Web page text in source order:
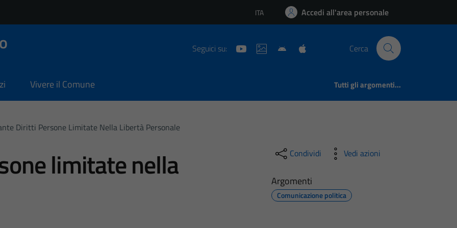
Lingua attiva:
ITA Accedi all'area personale
Seguici su: Cerca
Vivere il Comune Tutti gli argomenti...
Diritti Persone Limitate Nella Libertà Personale
limitate nella
Condividi Vedi azioni
Argomenti
Comunicazione politica